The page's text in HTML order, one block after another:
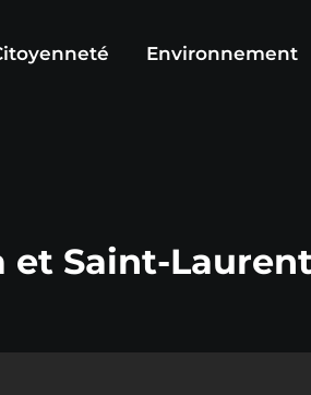
Environnement
et Saint-